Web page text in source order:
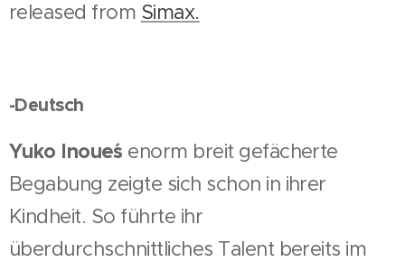
released from Simax.
-Deutsch
Yuko Inoue´s enorm breit gefächerte
Begabung zeigte sich schon in ihrer
Kindheit. So führte ihr
überdurchschnittliches Talent bereits im